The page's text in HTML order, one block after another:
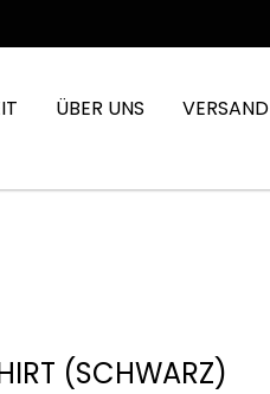
ÜBER UNS VERSAND
(SCHWARZ)